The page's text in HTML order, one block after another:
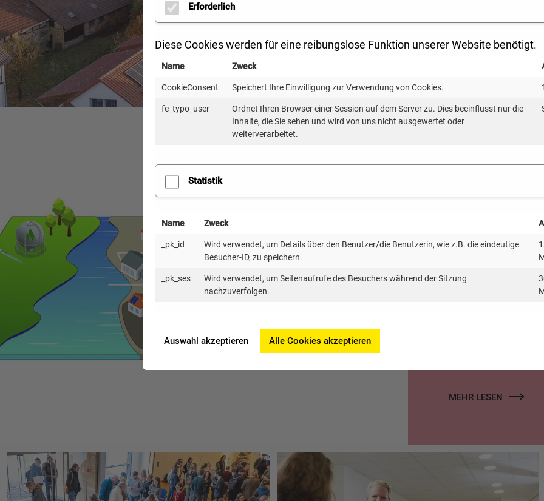
Häufig
Hier finden Sie
die kommunale
Anforderungen
MEHR LESEN
Erforderlich
Diese Cookies werden für eine reibungslose Funktion unserer Website benötigt.
Name Zweck
CookieConsent Speichert Ihre Einwilligung zur Verwendung von Cookies.
fe_typo_user
Ordnet Ihren Browser einer Session auf dem Server zu. Dies beeinflusst nur die
Inhalte, die Sie sehen und wird von uns nicht ausgewertet oder
weiterverarbeitet.
Statistik
Name Zweck
_pk_id
Wird verwendet, um Details über den Benutzer/die Benutzerin, wie z.B. die eindeutige
Besucher-ID, zu speichern.
_pk_ses
Wird verwendet, um Seitenaufrufe des Besuchers während der Sitzung
nachzuverfolgen.
Auswahl akzeptieren Alle Cookies akzeptieren